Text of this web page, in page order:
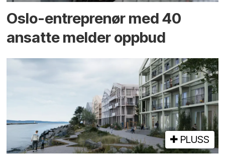
Oslo-entreprenør med 40
ansatte melder oppbud
PLUSS